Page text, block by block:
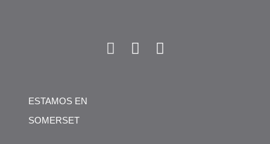
ESTAMOS EN
SOMERSET